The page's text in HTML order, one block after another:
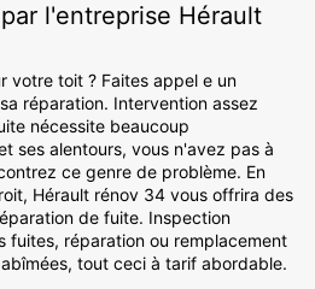
l'entreprise Hérault
votre toit ? Faites appel e un
réparation. Intervention assez
nécessite beaucoup
ses alentours, vous n'avez pas à
ce genre de problème. En
Hérault rénov 34 vous offrira des
de fuite. Inspection
fuites, réparation ou remplacement
tout ceci à tarif abordable.